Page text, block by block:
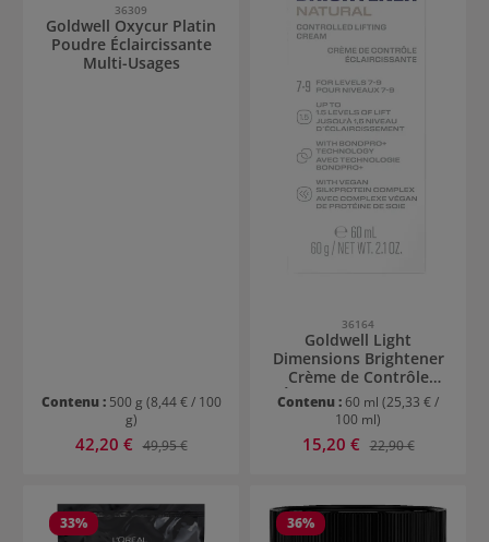
36309
Goldwell Oxycur Platin
Poudre Éclaircissante
Multi-Usages
Contenu : 500 g (8,44 € / 100
g)
Prix de vente :
42,20 € Prix régulier :
49,95 €
36164
Goldwell Light
Dimensions Brightener
Crème de Contrôle
Éclaircissante - Silver
Contenu : 60 ml (25,33 € /
100 ml)
Prix de vente :
15,20 € Prix régulier :
22,90 €
33% 36%